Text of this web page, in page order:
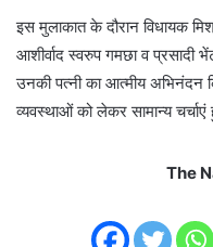
इस मुलाकात के दौरान विधायक
आशीर्वाद स्वरुप गमछा व प्रसादी
उनकी पत्नी का आत्मीय अभिनंदन
व्यवस्थाओं को लेकर सामान्य चर्चाएं
The